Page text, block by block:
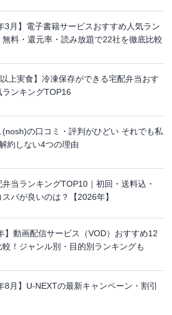
3月】電子書籍サービスおすすめ人気ラン
無料・還元率・読み放題で22社を徹底比較
以上実食】冷凍保存ができる宅配弁当おす
ランキングTOP16
(nosh)の口コミ・評判がひどい それでも私
約しない4つの理由
当ランキングTOP10｜初回・送料込・
スパが良いのは？【2026年】
】動画配信サービス（VOD）おすすめ12
較！ジャンル別・目的別ランキングも
8月】U-NEXTの最新キャンペーン・割引